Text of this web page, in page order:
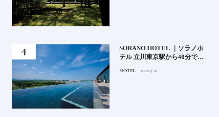
SORANO HOTEL ｜ソラノホ
テル 立川東京駅から40分で行
HOTEL 2020.9.16